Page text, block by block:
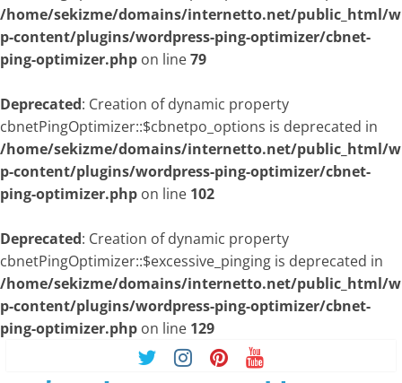
/home/sekizme/domains/internetto.net/public_html/w
p-content/plugins/wordpress-ping-optimizer/cbnet-
ping-optimizer.php on line79
Deprecated: Creation of dynamic property
cbnetPingOptimizer::$cbnetpo_options is deprecated in
/home/sekizme/domains/internetto.net/public_html/w
p-content/plugins/wordpress-ping-optimizer/cbnet-
ping-optimizer.php on line 102
Deprecated: Creation of dynamic property
cbnetPingOptimizer::$excessive_pinging is deprecated in
/home/sekizme/domains/internetto.net/public_html/w
p-content/plugins/wordpress-ping-optimizer/cbnet-
ping-optimizer.php on line 129